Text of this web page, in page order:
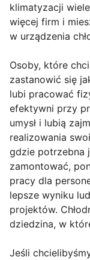
klimatyzacji
więcej firm i
w urządzenia
Osoby, które
zastanowić się
lubi pracować
efektywni przy
umysł i lubią
realizowania
gdzie potrzebna
zamontować,
pracy dla
lepsze wyniku
projektów.
dziedzina, w
Jeśli